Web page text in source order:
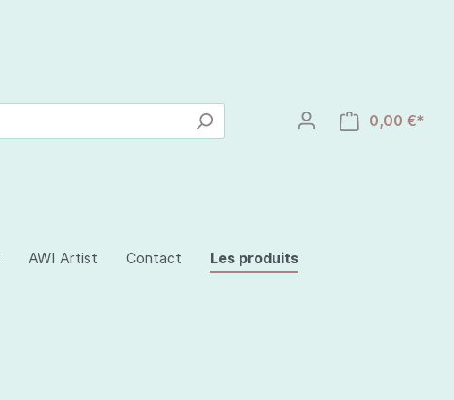
0,00 €*
AWI Artist Contact Les produits